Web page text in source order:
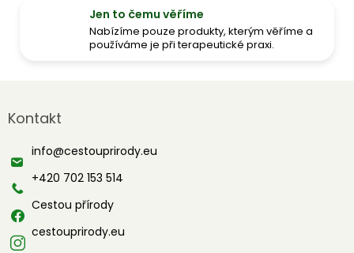
Jen to čemu věříme
Nabízíme pouze produkty, kterým věříme a
používáme je při terapeutické praxi.
p
t
Kontakt
info@cestouprirody.eu
+420 702 153 514
Cestou přírody
cestouprirody.eu